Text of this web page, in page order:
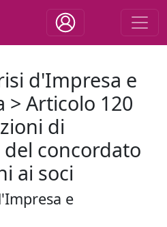
d'Impresa e
> Articolo 120
di
concordato
ai soci
e